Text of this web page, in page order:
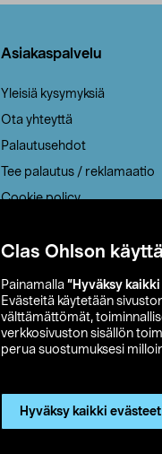
Clas Ohlson
Painamalla ”Hyväksy
Evästeitä käytetään
välttämättömät,
verkkosivuston sisällön
perua suostumuksesi
Hyväksy kaikki evästeet
Asiakaspalvelu
Yleisiä kysymyksiä
Ota yhteyttä
Palautusehdot
Tee palautus / reklamaatio
Cookie policy
Saavutettavuus